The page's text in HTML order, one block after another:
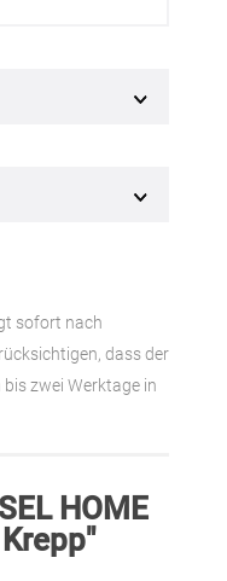
sofort nach
dass der
zwei Werktage in
HOME